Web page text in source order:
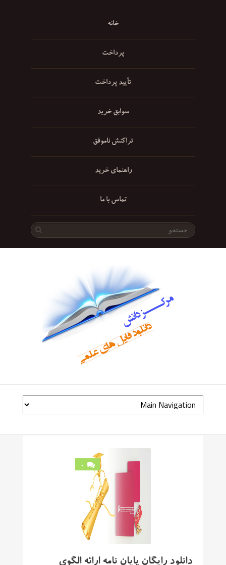
خانه
پرداخت
تأیید پرداخت
سوابق خرید
تراکنش ناموفق
راهنمای خرید
تماس با ما
0
دانلود رایگان پایان نامه ارائه الگوی